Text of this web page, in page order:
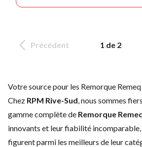
Précédent 1 de 2
Votre source pour les Remorque Remeq
Chez RPM Rive-Sud, nous sommes
gamme complète de Remorque
innovants et leur fiabilité incomparable,
figurent parmi les meilleurs de leur